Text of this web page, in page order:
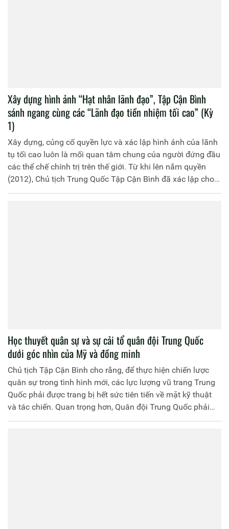
Xây dựng hình ảnh “Hạt nhân lãnh đạo”, Tập Cận Bình
sánh ngang cùng các “Lãnh đạo tiền nhiệm tối cao” (Kỳ
1)
Xây dựng, củng cố quyền lực và xác lập hình ảnh của lãnh
tụ tối cao luôn là mối quan tâm chung của người đứng đầu
các thể chế chính trị trên thế giới. Từ khi lên nắm quyền
(2012), Chủ tịch Trung Quốc Tập Cận Bình đã xác lập cho
mình được vị thế khá vững chắc không chỉ trong Đảng,
Học thuyết quân sự và sự cải tổ quân đội Trung Quốc
dưới góc nhìn của Mỹ và đồng minh
Chủ tịch Tập Cận Bình cho rằng, để thực hiện chiến lược
quân sự trong tình hình mới, các lực lượng vũ trang Trung
Quốc phải được trang bị hết sức tiên tiến về mặt kỹ thuật
và tác chiến. Quan trọng hơn, Quân đội Trung Quốc phải
được cải tổ về cơ cấu tổ chức, biên chế và kiên quyết tuân